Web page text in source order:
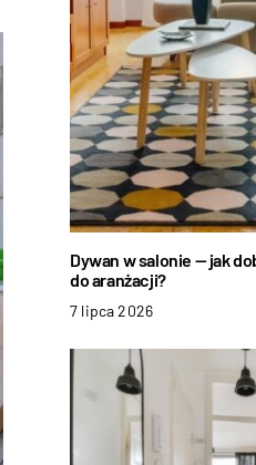
Dywan w salonie — jak
do aranżacji?
7 lipca 2026